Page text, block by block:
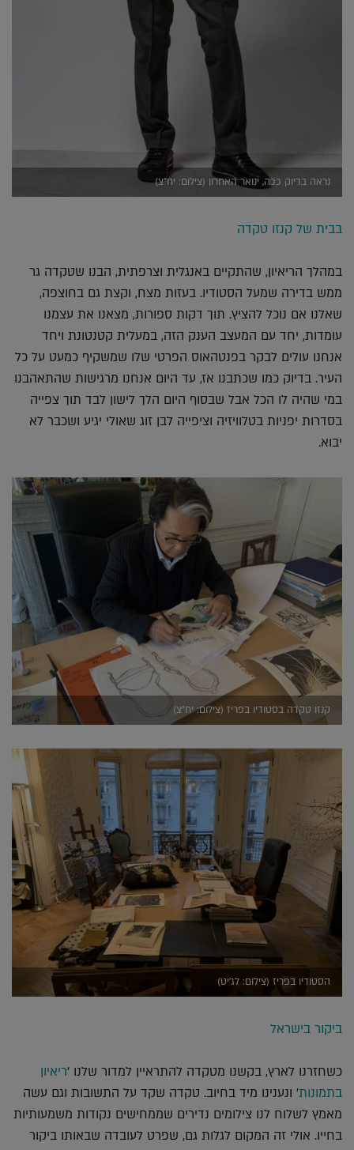
נראה בדיוק ככה, ינואר האחרון (צילום: יח"צ)
בבית של קנזו טקדה
במהלך הריאיון, שהתקיים באנגלית וצרפתית, הבנו שטקדה גר
ממש בדירה שמעל הסטודיו. בעזות מצח, וקצת גם בחוצפה,
שאלנו אם נוכל להציץ. תוך דקות ספורות, מצאנו את עצמנו
עומדות, יחד עם המעצב הענק הזה, במעלית קטנטונת ויחד
אנחנו עולים לבקר בפנטהאוס הפרטי שלו שמשקיף כמעט על כל
העיר. בדיוק כמו שכתבנו אז, עד היום אנחנו מרגישות שהתאהבנו
במי שהיה לו הכל אבל שבסוף היום הלך לישון לבד תוך צפייה
בסדרות יפניות בטלוויזיה וציפייה לבן זוג שאולי יגיע ושכבר לא
יבוא.
קנזו טקדה בסטודיו בפריז (צילום: יח"צ)
הסטודיו בפריז (צילום: לג'יט)
ביקור בישראל
כשחזרנו לארץ, בקשנו מטקדה להתראיין למדור שלנו 'ריאיון
בתמונות' ונענינו מיד בחיוב. טקדה שקד על התשובות וגם עשה
מאמץ לשלוח לנו צילומים נדירים שממחישים נקודות משמעותיות
בחייו. אולי זה המקום לגלות גם, שפרט לעובדה שבאותו ביקור